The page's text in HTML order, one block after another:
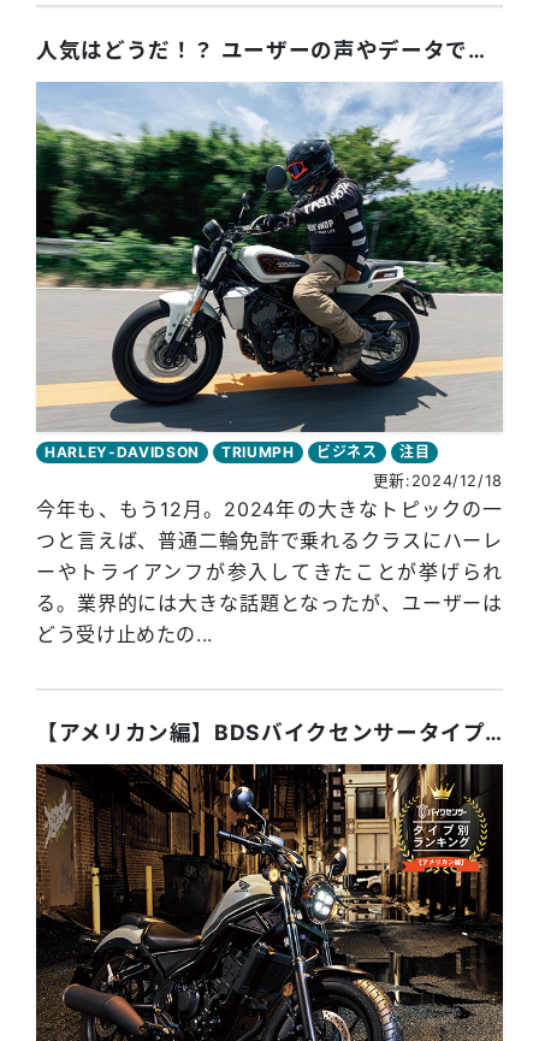
HARLEY-DAVIDSON TRIUMPH ビジネス
注目
更新:2024/12/18
人気はどうだ！？ ユーザーの声やデータで見る話題の400ccクラス海外モデル
今年も、もう12月。2024年の大きなトピックの一
つと言えば、普通二輪免許で乗れるクラスにハーレ
ーやトライアンフが参入してきたことが挙げられ
る。業界的には大きな話題となったが、ユーザーは
どう受け止めたの...
【アメリカン編】BDSバイクセンサータイプ別ランキング